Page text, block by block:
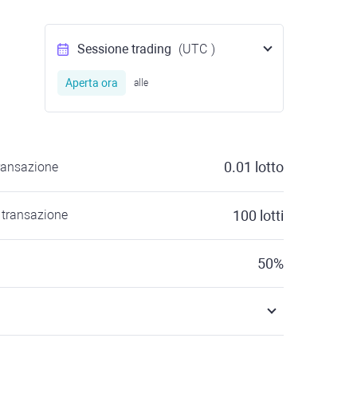
Sessione trading (UTC )
Aperta ora alle
0.01 lotto
100 lotti
50%